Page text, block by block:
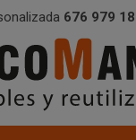
676 979